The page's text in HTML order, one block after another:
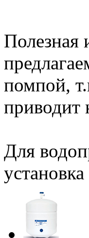
Полезная
помпой,
приводит
Для